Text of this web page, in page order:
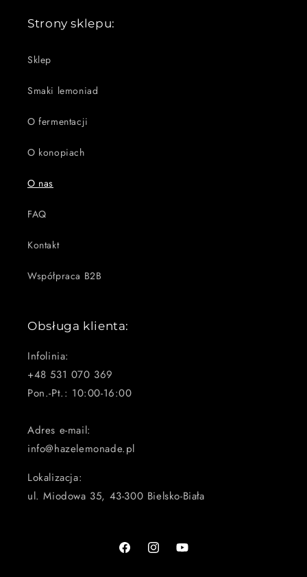
Strony sklepu:
Sklep
Smaki lemoniad
O fermentacji
O konopiach
O nas
FAQ
Kontakt
Współpraca B2B
Obsługa klienta:
Infolinia:
+48 531 070 369
Pon.-Pt.: 10:00-16:00
Adres e-mail:
info@hazelemonade.pl
Lokalizacja:
ul. Miodowa 35, 43-300 Bielsko-Biała
FacebookInstagramYoutube